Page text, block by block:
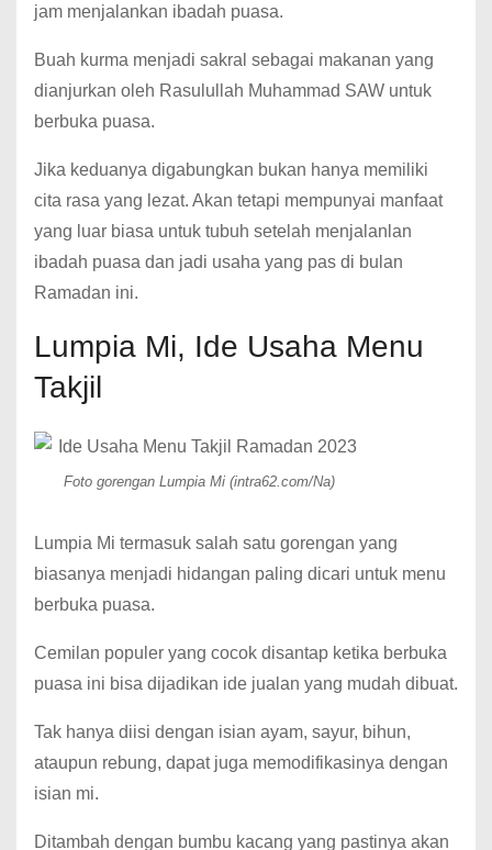
jam menjalankan ibadah puasa.
Buah kurma menjadi sakral sebagai makanan yang
dianjurkan oleh Rasulullah Muhammad SAW untuk
berbuka puasa.
Jika keduanya digabungkan bukan hanya memiliki
cita rasa yang lezat. Akan tetapi mempunyai manfaat
yang luar biasa untuk tubuh setelah menjalanlan
ibadah puasa dan jadi usaha yang pas di bulan
Ramadan ini.
Lumpia Mi, Ide Usaha Menu
Takjil
Foto gorengan Lumpia Mi (intra62.com/Na)
Lumpia Mi termasuk salah satu gorengan yang
biasanya menjadi hidangan paling dicari untuk menu
berbuka puasa.
Cemilan populer yang cocok disantap ketika berbuka
puasa ini bisa dijadikan ide jualan yang mudah dibuat.
Tak hanya diisi dengan isian ayam, sayur, bihun,
ataupun rebung, dapat juga memodifikasinya dengan
isian mi.
Ditambah dengan bumbu kacang yang pastinya akan